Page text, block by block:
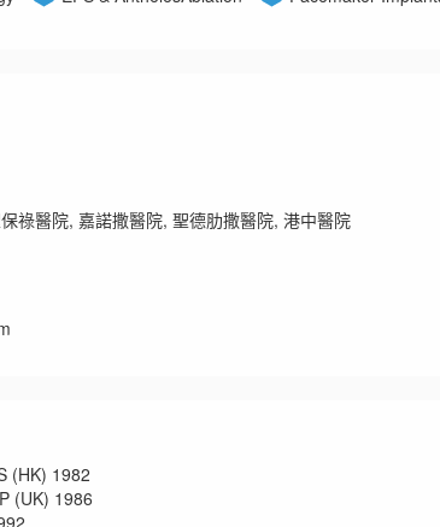
祿醫院, 嘉諾撒醫院, 聖德肋撒醫院, 港中醫院
(HK) 1982
(UK) 1986